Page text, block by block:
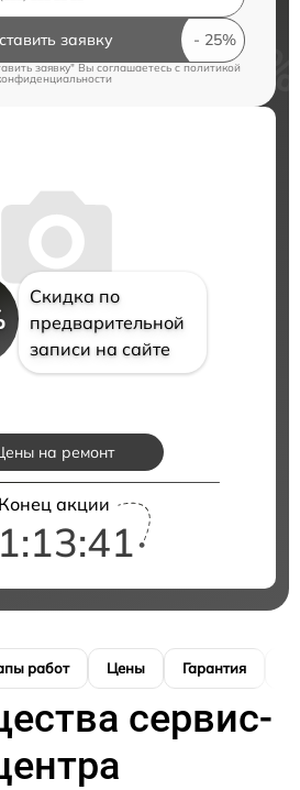
заявку
заявку" Вы соглашаетесь cполитикой
Скидка по
предварительной
записи на сайте
на ремонт
Конец акции
работ Цены Гарантия
сервис-